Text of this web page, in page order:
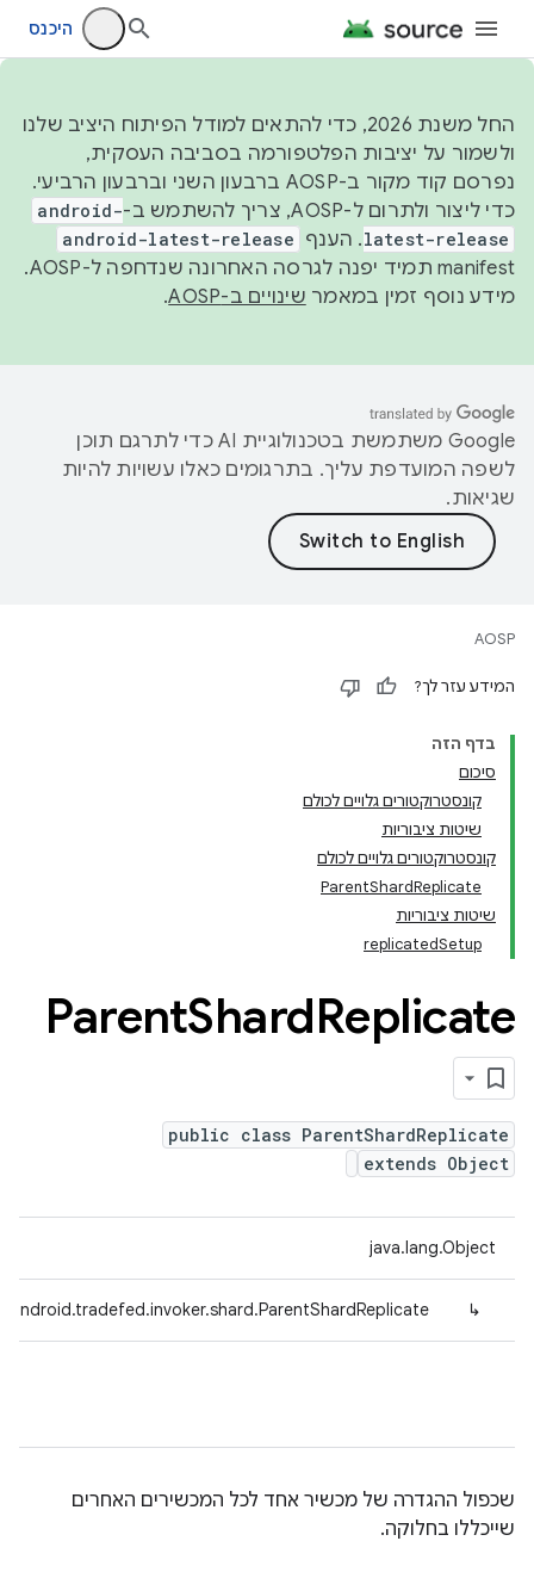
היכנס
החל משנת 2026, כדי להתאים למודל הפיתוח היציב שלנו
ולשמור על יציבות הפלטפורמה בסביבה העסקית,
נפרסם קוד מקור ב-AOSP ברבעון השני וברבעון הרביעי.
כדי ליצור ולתרום ל-AOSP, צריך להשתמש ב-
android-
latest-release. הענף android-latest-release
manifest תמיד יפנה לגרסה האחרונה שנדחפה ל-AOSP.
מידע נוסף זמין במאמר שינויים ב-AOSP .
‫Google משתמשת בטכנולוגיית AI כדי לתרגם תוכן
לשפה המועדפת עליך. בתרגומים כאלו עשויות להיות
שגיאות.
AOSP
המידע עזר לך?
בדף הזה
סיכום
קונסטרוקטורים גלויים לכולם
שיטות ציבוריות
קונסטרוקטורים גלויים לכולם
ParentShardReplicate
שיטות ציבוריות
replicatedSetup
ParentShardReplicate
public class ParentShardReplicate
extends Object
java.lang.Object
↳
שכפול ההגדרה של מכשיר אחד לכל המכשירים האחרים
שייכללו בחלוקה.